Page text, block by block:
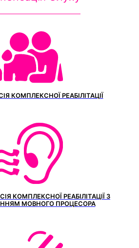
КОМПЛЕКСНОЇ РЕАБІЛІТАЦІЇ
КОМПЛЕКСНОЇ РЕАБІЛІТАЦІЇ З
МОВНОГО ПРОЦЕСОРА